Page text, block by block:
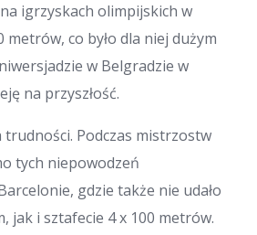
igrzyskach olimpijskich w
co było dla niej dużym
w Belgradzie w
na przyszłość.
trudności. Podczas mistrzostw
tych niepowodzeń
gdzie także nie udało
jak i sztafecie 4 x 100 metrów.